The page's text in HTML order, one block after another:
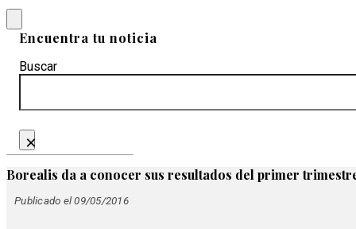
Encuentra tu noticia
Buscar
×
Borealis da a conocer sus resultados del primer
Publicado el 09/05/2016